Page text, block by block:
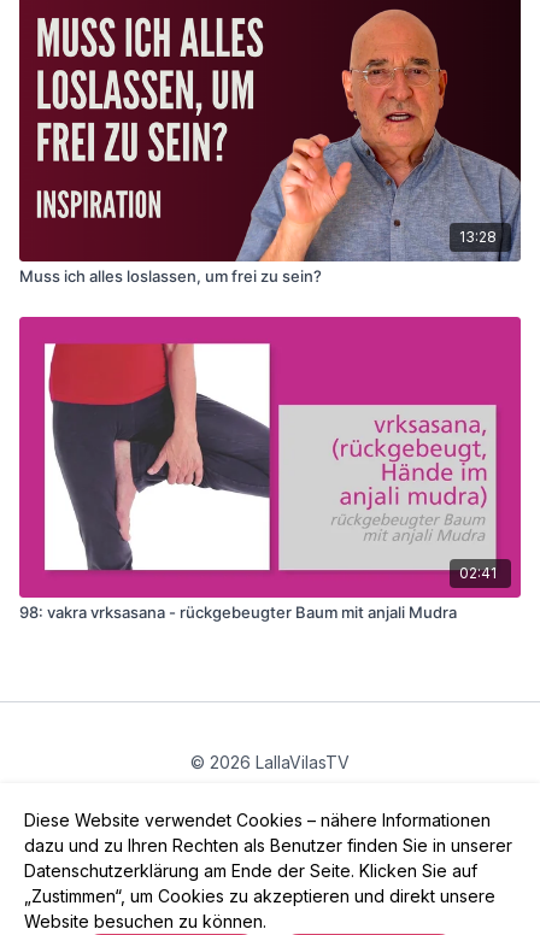
Diese Website verwendet Cookies – nähere Informationen
dazu und zu Ihren Rechten als Benutzer finden Sie in unserer
Datenschutzerklärung am Ende der Seite. Klicken Sie auf
„Zustimmen“, um Cookies zu akzeptieren und direkt unsere
Website besuchen zu können.
13:28
Muss ich alles loslassen, um frei zu sein?
02:41
98: vakra vrksasana - rückgebeugter Baum mit anjali Mudra
© 2026 LallaVilasTV
App holen ->
Powered by Uscreen